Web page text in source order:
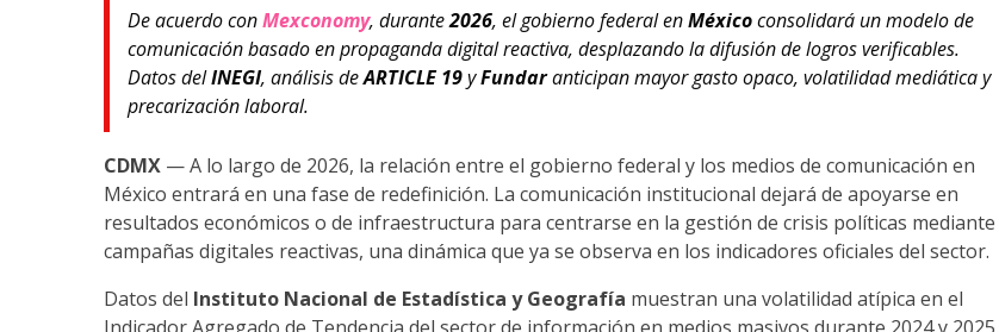
De acuerdo conMexconomy, durante2026, el gobierno federal enMéxicoconsolidará un modelo de
comunicación basado en propaganda digital reactiva, desplazando la difusión de logros verificables.
Datos delINEGI, análisis deARTICLE 19yFundaranticipan mayor gasto opaco, volatilidad mediática y
precarización laboral.
CDMX — A lo largo de 2026, la relación entre el gobierno federal y los medios de comunicación en
México entrará en una fase de redefinición. La comunicación institucional dejará de apoyarse en
resultados económicos o de infraestructura para centrarse en la gestión de crisis políticas mediante
campañas digitales reactivas, una dinámica que ya se observa en los indicadores oficiales del sector.
Datos del Instituto Nacional de Estadística y Geografía muestran una volatilidad atípica en el